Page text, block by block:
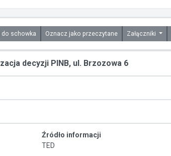
Dodaj do schowka Oznacz jako przeczytane Załączniki
decyzji PINB, ul. Brzozowa 6
Źródło informacji
TED